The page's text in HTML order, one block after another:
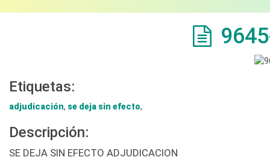
Etiquetas:
adjudicación, se deja sin efecto,
Descripción:
SE DEJA SIN EFECTO ADJUDICACION